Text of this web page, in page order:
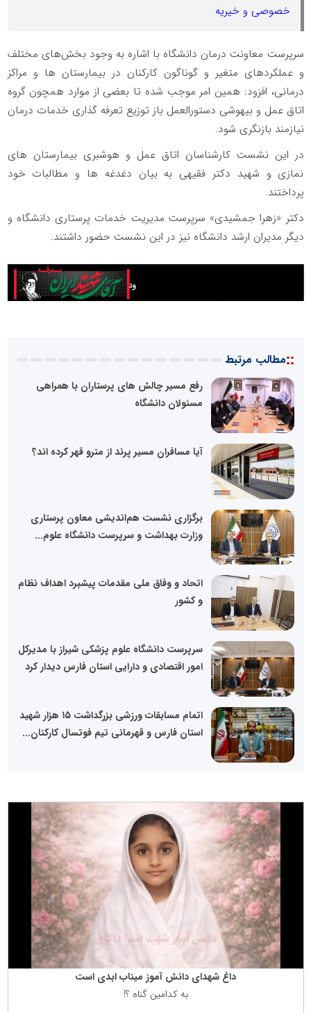
خصوصی و خیریه
سرپرست معاونت درمان دانشگاه با اشاره به وجود بخش‌های مختلف
و عملکردهای متغیر و گوناگون کارکنان در بیمارستان ها و مراکز
درمانی، افزود: همین امر موجب شده تا بعضی از موارد همچون گروه
اتاق عمل و بیهوشی دستورالعمل باز توزیع تعرفه گذاری خدمات درمان
نیازمند بازنگری شود.
در این نشست کارشناسان اتاق عمل و هوشبری بیمارستان های
نمازی و شهید دکتر فقیهی به بیان دغدغه ها و مطالبات خود
پرداختند.
دکتر «زهرا جمشیدی» سرپرست مدیریت خدمات پرستاری دانشگاه و
دیگر مدیران ارشد دانشگاه نیز در این نشست حضور داشتند.
::مطالب مرتبط
رفع مسیر چالش های پرستاران با همراهی
مسئولان دانشگاه
آیا مسافران مسیر پرند از مترو قهر کرده اند؟
برگزاری نشست هم‌اندیشی معاون پرستاری
وزارت بهداشت و سرپرست دانشگاه علوم...
اتحاد و وفاق ملی مقدمات پیشبرد اهداف نظام
و کشور
سرپرست دانشگاه علوم پزشکی شیراز با مدیرکل
امور اقتصادی و دارایی استان فارس دیدار کرد
اتمام مسابقات ورزشی بزرگداشت ۱۵ هزار شهید
استان فارس و قهرمانی تیم فوتسال کارکنان...
داغ شهدای دانش آموز میناب ابدی است
به كدامین گناه ؟!